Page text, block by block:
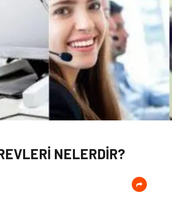
NELERDİR?